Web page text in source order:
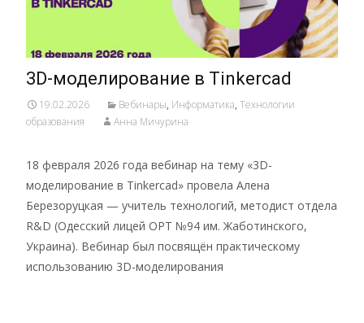
3D-моделирование в Tinkercad
19.02.2026 Вебинары, Информатика, Технологии
образования
Анна Мичурина
18 февраля 2026 года вебинар на тему «3D-
моделирование в Tinkercad» провела Алена
Березоруцкая — учитель технологий, методист отдела
R&D (Одесский лицей ОРТ №94 им. Жаботинского,
Украина). Вебинар был посвящён практическому
использованию 3D-моделирования